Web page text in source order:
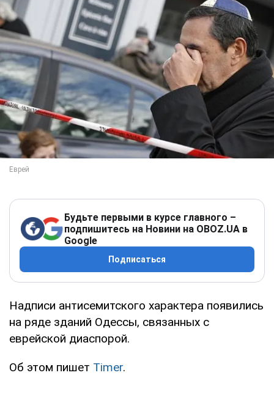
Будьте первыми в курсе главного –
подпишитесь на Новини на OBOZ.UA в
Google
Подписаться
Надписи антисемитского характера появились
на ряде зданий Одессы, связанных с
еврейской диаспорой.
Об этом пишет Timer.